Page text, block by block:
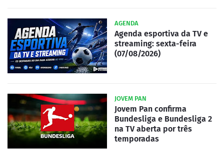
AGENDA
Agenda esportiva da TV e
streaming: sexta-feira
(07/08/2026)
JOVEM PAN
Jovem Pan confirma
Bundesliga e Bundesliga 2
na TV aberta por três
temporadas